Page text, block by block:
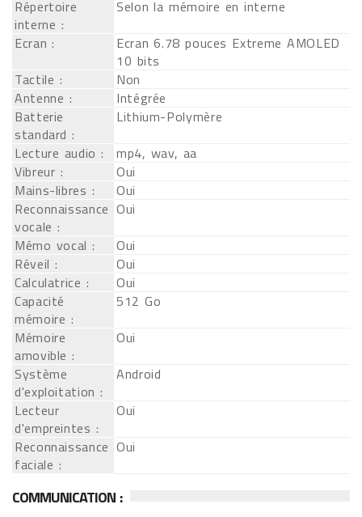
Répertoire
interne :
Selon la mémoire en interne
Ecran :
Ecran 6.78 pouces Extreme AMOLED
10 bits
Tactile :
Non
Antenne :
Intégrée
Batterie
standard :
Lithium-Polymère
Lecture audio :
mp4, wav, aa
Vibreur :
Oui
Mains-libres :
Oui
Reconnaissance
vocale :
Oui
Mémo vocal :
Oui
Réveil :
Oui
Calculatrice :
Oui
Capacité
mémoire :
512 Go
Mémoire
amovible :
Oui
Système
d'exploitation :
Android
Lecteur
d'empreintes :
Oui
Reconnaissance
faciale :
Oui
COMMUNICATION :